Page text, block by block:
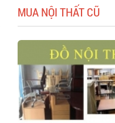
MUA NỘI THẤT CŨ